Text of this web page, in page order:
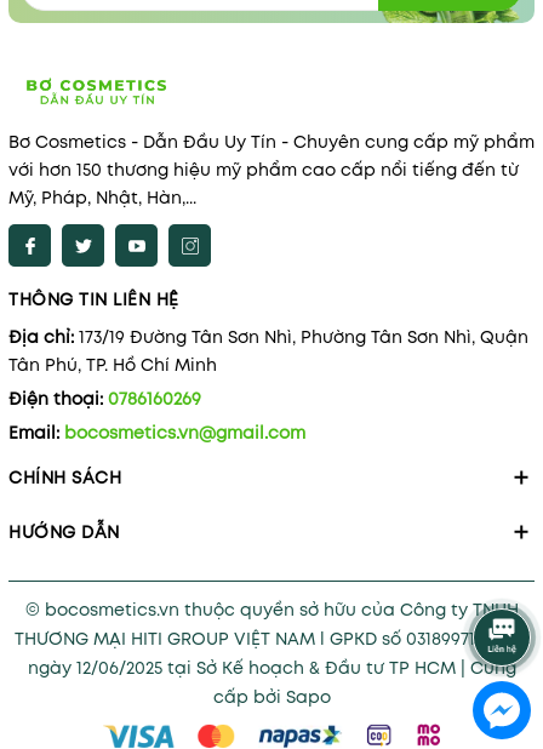
Bơ Cosmetics - Dẫn Đầu Uy Tín - Chuyên cung cấp mỹ phẩm
với hơn 150 thương hiệu mỹ phẩm cao cấp nổi tiếng đến từ
Mỹ, Pháp, Nhật, Hàn,...
THÔNG TIN LIÊN HỆ
Địa chỉ: 173/19 Đường Tân Sơn Nhì, Phường Tân Sơn Nhì, Quận
Tân Phú, TP. Hồ Chí Minh
Điện thoại: 0786160269
Email: bocosmetics.vn@gmail.com
CHÍNH SÁCH
HƯỚNG DẪN
© bocosmetics.vn thuộc quyền sở hữu của Công ty TNHH
THƯƠNG MẠI HITI GROUP VIỆT NAM l GPKD số 0318997121 cấp
ngày 12/06/2025 tại Sở Kế hoạch & Đầu tư TP HCM Cung
cấp bởi Sapo